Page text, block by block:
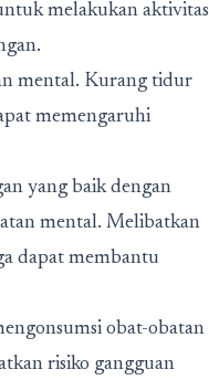
melakukan aktivitas
mental. Kurang tidur
memengaruhi
yang baik dengan
mental. Melibatkan
dapat membantu
obat-obatan
risiko gangguan